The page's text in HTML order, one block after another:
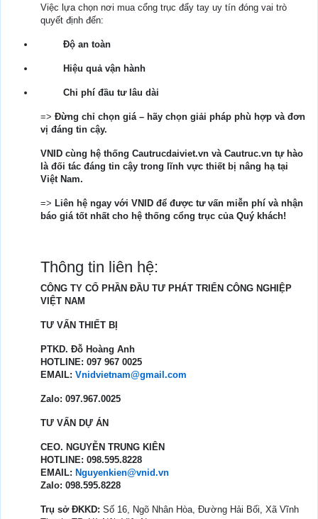
Việc lựa chọn nơi mua cổng trục đẩy tay uy tín đóng vai trò
quyết định đến:
Độ an toàn
Hiệu quả vận hành
Chi phí đầu tư lâu dài
=> Đừng chỉ chọn giá – hãy chọn giải pháp phù hợp và đơn
vị đáng tin cậy.
VNID cùng hệ thống Cautrucdaiviet.vn và Cautruc.vn tự hào
là đối tác đáng tin cậy trong lĩnh vực thiết bị nâng hạ tại
Việt Nam.
=> Liên hệ ngay với VNID để được tư vấn miễn phí và nhận
báo giá tốt nhất cho hệ thống cổng trục của Quý khách!
Thông tin liên hệ:
CÔNG TY CỔ PHẦN ĐẦU TƯ PHÁT TRIỂN CÔNG NGHIỆP
VIỆT NAM
TƯ VẤN THIẾT BỊ
PTKD. Đỗ Hoàng Anh
HOTLINE: 097 967 0025
EMAIL: Vnidvietnam@gmail.com
Zalo: 097.967.0025
TƯ VẤN DỰ ÁN
CEO. NGUYỄN TRUNG KIÊN
HOTLINE: 098.595.8228
EMAIL: Nguyenkien@vnid.vn
Zalo: 098.595.8228
Trụ sở ĐKKD: Số 16, Ngõ Nhân Hòa, Đường Hải Bối, Xã Vĩnh